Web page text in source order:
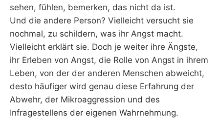
sehen, fühlen, bemerken, das nicht da ist.
Und die andere Person? Vielleicht versucht sie
nochmal, zu schildern, was ihr Angst macht.
Vielleicht erklärt sie. Doch je weiter ihre Ängste,
ihr Erleben von Angst, die Rolle von Angst in ihrem
Leben, von der der anderen Menschen abweicht,
desto häufiger wird genau diese Erfahrung der
Abwehr, der Mikroaggression und des
Infragestellens der eigenen Wahrnehmung.